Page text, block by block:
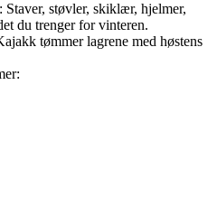
støvler, skiklær, hjelmer,
du trenger for vinteren.
tømmer lagrene med høstens